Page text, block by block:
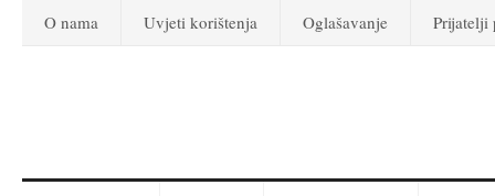
O nama Uvjeti korištenja Oglašavanje Prijatelji